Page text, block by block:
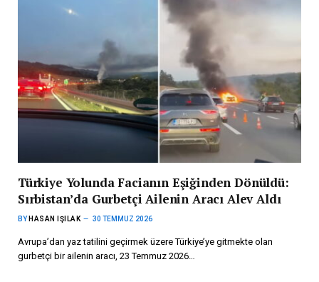
Türkiye Yolunda Facianın Eşiğinden Dönüldü:
Sırbistan’da Gurbetçi Ailenin Aracı Alev Aldı
BY HASAN IŞILAK 30 TEMMUZ 2026
Avrupa’dan yaz tatilini geçirmek üzere Türkiye’ye gitmekte olan
gurbetçi bir ailenin aracı, 23 Temmuz 2026…